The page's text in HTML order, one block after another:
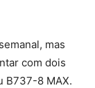
mas
com dois
B737-8 MAX.